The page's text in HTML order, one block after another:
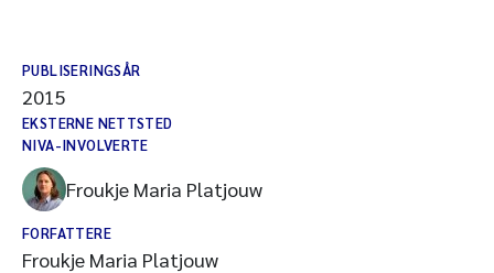
PUBLISERINGSÅR
2015
EKSTERNE NETTSTED
NIVA-INVOLVERTE
Froukje Maria Platjouw
FORFATTERE
Froukje Maria Platjouw